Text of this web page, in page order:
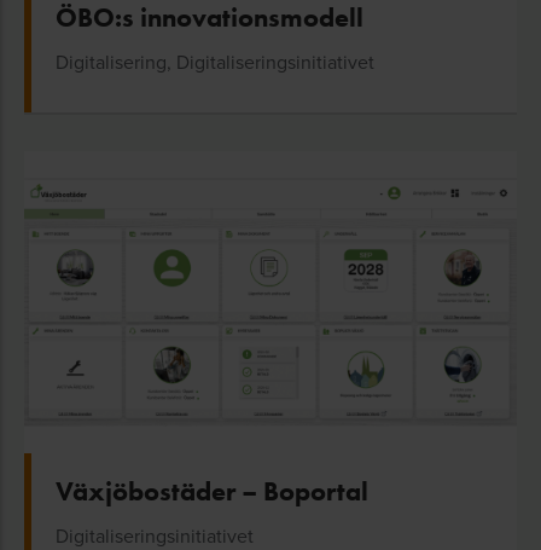
ÖBO:s innovationsmodell
Digitalisering, Digitaliseringsinitiativet
Växjöbostäder – Boportal
Digitaliseringsinitiativet